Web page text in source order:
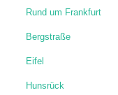
Rund um Frankfurt
Bergstraße
Eifel
Hunsrück